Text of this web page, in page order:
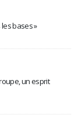
bases »
un esprit